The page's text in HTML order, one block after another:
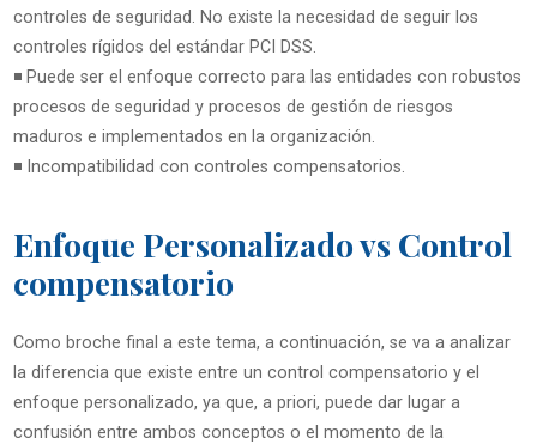
controles de seguridad. No existe la necesidad de seguir los
controles rígidos del estándar PCI DSS.
◾ Puede ser el enfoque correcto para las entidades con robustos
procesos de seguridad y procesos de gestión de riesgos
maduros e implementados en la organización.
◾ Incompatibilidad con controles compensatorios.
Enfoque Personalizado vs Control
compensatorio
Como broche final a este tema, a continuación, se va a analizar
la diferencia que existe entre un control compensatorio y el
enfoque personalizado, ya que, a priori, puede dar lugar a
confusión entre ambos conceptos o el momento de la